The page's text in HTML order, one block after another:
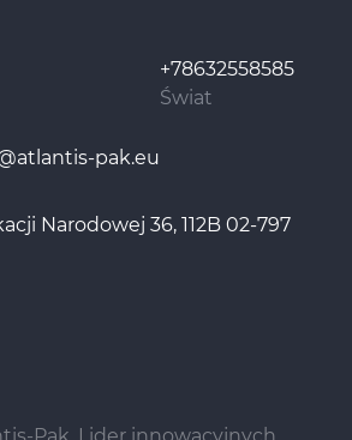
pak.eu
+78632558585
Świat
Narodowej 36, 112B 02-797